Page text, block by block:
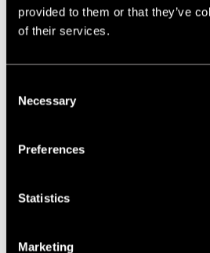
provided to them or that they’ve
of their services.
Necessary
Preferences
Statistics
Marketing